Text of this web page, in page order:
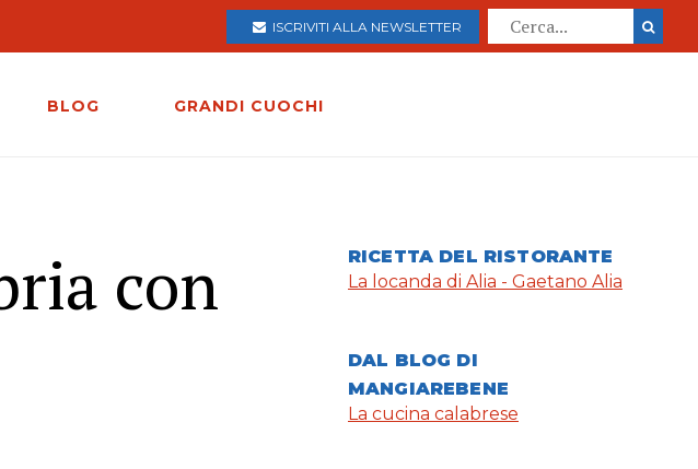
ISCRIVITI ALLA NEWSLETTER
BLOG GRANDI CUOCHI
con
RICETTA DEL RISTORANTE
La locanda di Alia - Gaetano Alia
DAL BLOG DI
MANGIAREBENE
La cucina calabrese